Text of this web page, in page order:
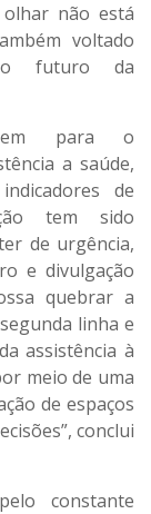
não está
voltado
futuro da
para o
a saúde,
de
tem sido
de urgência,
e divulgação
quebrar a
linha e
assistência à
meio de uma
de espaços
conclui
constante